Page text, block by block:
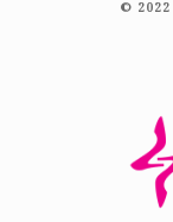
© 2022